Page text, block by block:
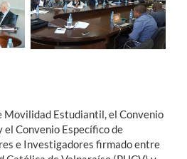
Movilidad Estudiantil, el Convenio
el Convenio Específico de
e Investigadores firmado entre